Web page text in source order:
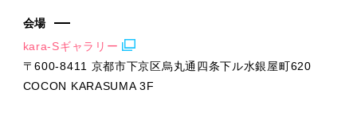
会場
kara-Sギャラリー
〒600-8411 京都市下京区烏丸通四条下ル水銀屋町620
COCON KARASUMA 3F